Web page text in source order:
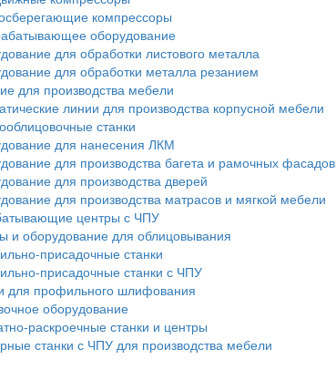
компрессоры
оборудование
для обработки листового металла
для обработки металла резанием
для производства мебели
линии для производства корпусной мебели
станки
для нанесения ЛКМ
для производства багета и рамочных фасадов
для производства дверей
для производства матрасов и мягкой мебели
центры с ЧПУ
и оборудование для облицовывания
присадочные станки
присадочные станки с ЧПУ
для профильного шлифования
оборудование
раскроечные станки и центры
станки с ЧПУ для производства мебели